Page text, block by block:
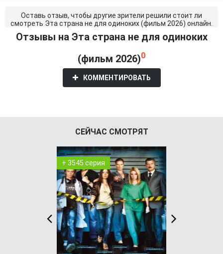
Оставь отзыв, чтобы другие зрители решили стоит ли
смотреть Эта страна не для одиноких (фильм 2026) онлайн.
Отзывы на Эта страна не для одиноких
(фильм 2026)0
КОММЕНТИРОВАТЬ
СЕЙЧАС СМОТРЯТ
+ 3545 серия